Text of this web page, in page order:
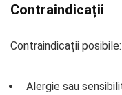
Contraindicații
Contraindicații posibile:
Alergie sau